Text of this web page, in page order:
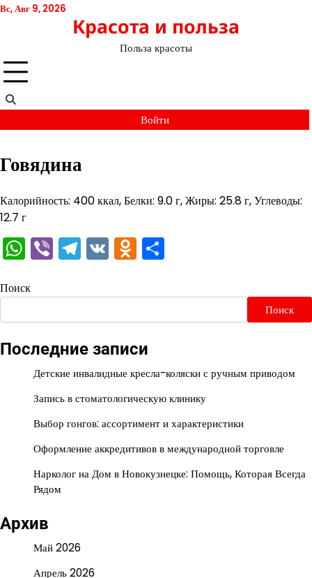
Перейти
Вс, Авг 9, 2026
Красота и польза
Польза красоты
Войти
Говядина
Калорийность: 400 ккал, Белки: 9.0 г, Жиры: 25.8 г, Углеводы:
12.7 г
WhatsApp
ViberTelegram
VKOdnoklassniki
Поиск
Поиск
Последние записи
Детские инвалидные кресла-коляски с ручным приводом
Запись в стоматологическую клинику
Выбор гонгов: ассортимент и характеристики
Оформление аккредитивов в международной торговле
Нарколог на Дом в Новокузнецке: Помощь, Которая Всегда
Рядом
Архив
Май 2026
Апрель 2026